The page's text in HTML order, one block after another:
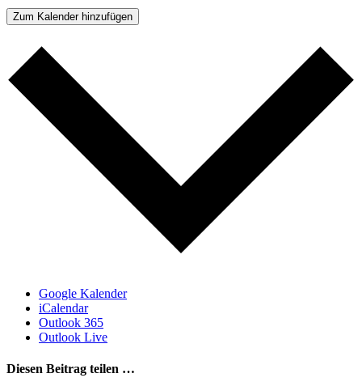
Zum Kalender hinzufügen
Google Kalender
iCalendar
Outlook 365
Outlook Live
Diesen Beitrag teilen …